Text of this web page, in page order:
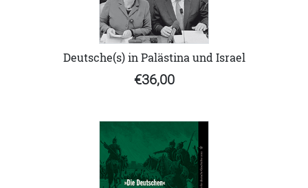
Deutsche(s) in Palästina und Israel
€36,00